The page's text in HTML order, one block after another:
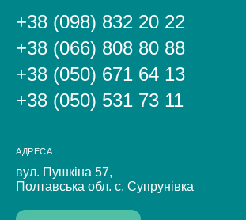
+38 (098) 832 20 22
+38 (066) 808 80 88
+38 (050) 671 64 13
+38 (050) 531 73 11
АДРЕСА
вул. Пушкіна 57,
Полтавська обл. с. Супрунівка